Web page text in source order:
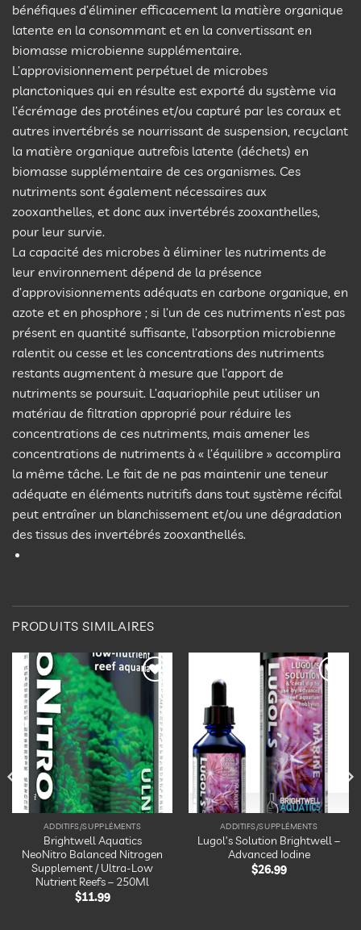
bénéfiques d’éliminer efficacement la matière organique
latente en la consommant et en la convertissant en
biomasse microbienne supplémentaire.
L’approvisionnement perpétuel de microbes
planctoniques qui en résulte est exporté du système via
l’écrémage des protéines et/ou capturé par les coraux et
autres invertébrés se nourrissant de suspension, recyclant
la matière organique autrefois latente (déchets) en
biomasse supplémentaire de ces organismes. Ces
nutriments sont également nécessaires aux
zooxanthelles, et donc aux invertébrés zooxanthelles,
pour leur survie.
La capacité des microbes à éliminer les nutriments de
leur environnement dépend de la présence
d’approvisionnements adéquats en carbone organique, en
azote et en phosphore ; si l’un de ces nutriments n’est pas
présent en quantité suffisante, l’absorption microbienne
ralentit ou cesse et les concentrations des nutriments
restants augmentent à mesure que l’apport de
nutriments se poursuit. L’aquariophile peut utiliser un
matériau de filtration approprié pour réduire les
concentrations de ces nutriments, mais amener les
concentrations de nutriments à « l’équilibre » accomplira
la même tâche. Le fait de ne pas maintenir une teneur
adéquate en éléments nutritifs dans tout système récifal
peut entraîner un blanchissement et/ou une dégradation
des tissus des invertébrés zooxanthellés.
PRODUITS SIMILAIRES
Ajouter
liste
d’envies
ADDITIFS/SUPPLÉMENTS
Brightwell Aquatics
NeoNitro Balanced Nitrogen
Supplement / Ultra-Low
Nutrient Reefs – 250Ml
$11.99
Ajouter
à la
liste
d’envies
ADDITIFS/SUPPLÉMENTS
Lugol’s Solution Brightwell –
Advanced Iodine
$26.99